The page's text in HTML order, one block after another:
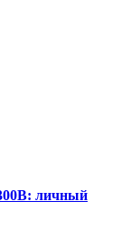
личный